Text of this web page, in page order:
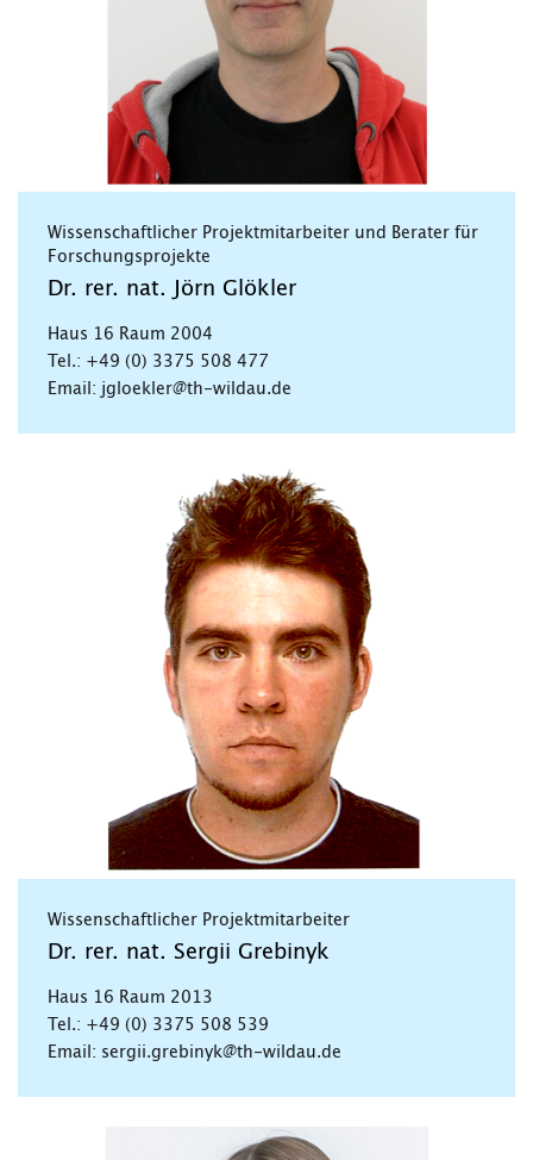
Wissenschaftlicher Projektmitarbeiter und Berater für
Forschungsprojekte
Dr. rer. nat. Jörn Glökler
Haus 16 Raum 2004
Tel.: +49 (0) 3375 508 477
Email: jgloekler@th-wildau.de
Wissenschaftlicher Projektmitarbeiter
Dr. rer. nat. Sergii Grebinyk
Haus 16 Raum 2013
Tel.: +49 (0) 3375 508 539
Email: sergii.grebinyk@th-wildau.de